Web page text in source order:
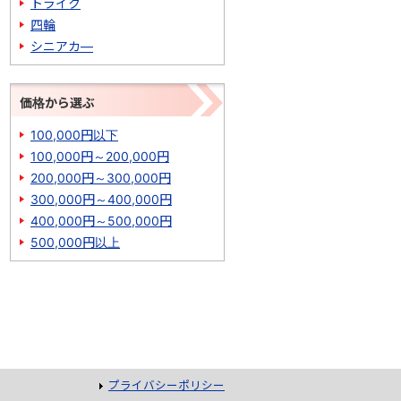
四輪
シニアカ―
価格から選ぶ
100,000円以下
100,000円～200,000円
200,000円～300,000円
300,000円～400,000円
400,000円～500,000円
500,000円以上
プライバシーポリシー